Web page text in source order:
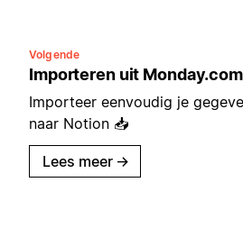
Volgende
Importeren uit Monday.com
Importeer eenvoudig je
naar Notion 📥
Lees meer →